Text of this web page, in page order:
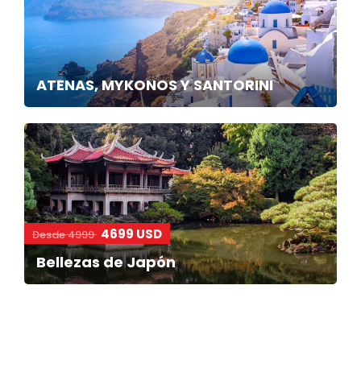
ATENAS, MYKONOS Y SANTORINI
Desde 4999 4699 USD
Bellezas de Japón